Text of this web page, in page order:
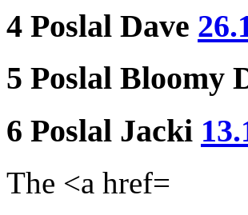
4 Poslal Dave
5 Poslal Bloomy
6 Poslal Jacki
The <a href=